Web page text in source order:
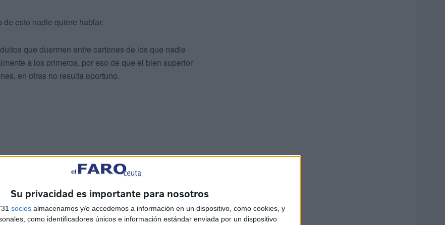
Su privacidad es importante para nosotros
socios almacenamos y/o accedemos a información en un dispositivo, como cookies, y
como identificadores únicos e información estándar enviada por un dispositivo
esto nadie quiere hablar.
que duermen entre cartones de los que nadie
a los primeros, por eso de que el bien superior
en otras no resulta oportuno.
reconociendo lo que pasa, hablando de cómo
los datos oficiales que se difunden con
ocasiones al descubierto.